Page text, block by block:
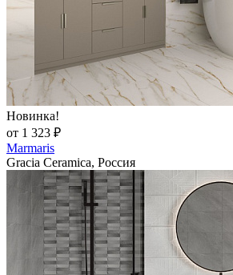
Новинка!
от 1 323 ₽
Marmaris
Gracia Ceramica, Россия